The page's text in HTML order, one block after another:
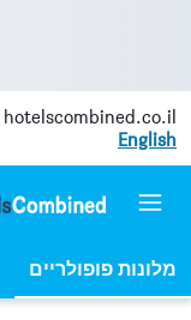
hotelscombined.co.il
English
מלונות פופולריים